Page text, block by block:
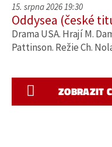
15. srpna 2026 19:30
Oddysea (české
Drama USA. Hrají M.
Pattinson. Režie Ch.
ZOBRAZIT